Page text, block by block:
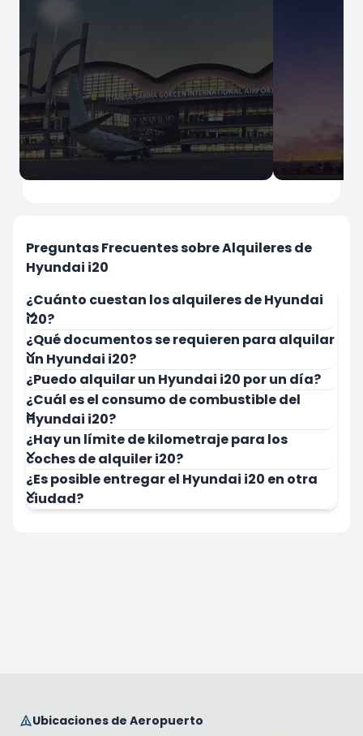
Alquilar ahora
Preguntas Frecuentes sobre Alquileres de
Hyundai i20
¿Cuánto cuestan los alquileres de Hyundai
i20?
¿Qué documentos se requieren para alquilar
un Hyundai i20?
¿Puedo alquilar un Hyundai i20 por un día?
¿Cuál es el consumo de combustible del
Hyundai i20?
¿Hay un límite de kilometraje para los
coches de alquiler i20?
¿Es posible entregar el Hyundai i20 en otra
ciudad?
Ubicaciones de Aeropuerto